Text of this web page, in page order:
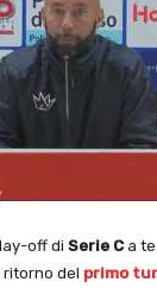
off di Serie C a
ritorno del primo